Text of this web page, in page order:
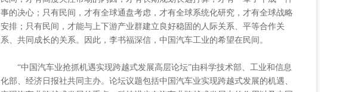
事的决心；只有民间，才有全球通盘考虑，才有全球系统化研究，才有全球战略
安排；只有民间，才能与上下游产业群建立良好稳固的人际关系、平等合作关
系、共同成长的关系。因此，李书福深信，中国汽车工业的希望在民间。
“中国汽车业抢抓机遇实现跨越式发展高层论坛”由科学技术部、工业和信息
化部、经济日报社共同主办。论坛议题包括中国汽车业实现跨越式发展的机遇、